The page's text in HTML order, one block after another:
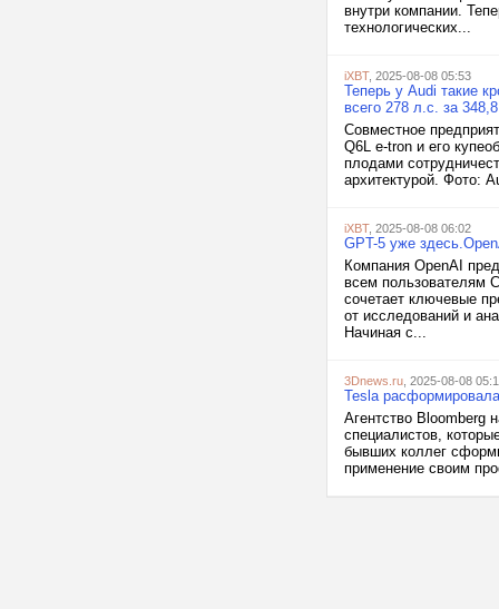
внутри компании.
технологических...
iXBT, 2025-08-08 05:53
Теперь у Audi такие
всего 278 л.с. за
Совместное
Q6L e-tron и его
плодами
архитектурой. Фото:
iXBT, 2025-08-08 06:02
GPT-5 уже
Компания OpenAI
всем пользователям
сочетает ключевые
от исследований и
Начиная с...
3Dnews.ru , 2025-08-08
Tesla
Агентство Bloomberg
специалистов,
бывших коллег
применение своим